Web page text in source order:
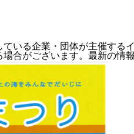
いる企業・団体が主催する
合がございます。最新の情